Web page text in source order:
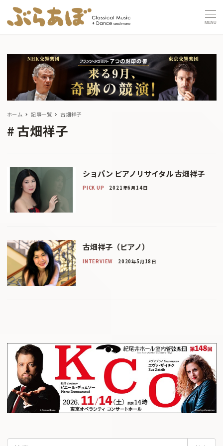
MENU
ホーム 記事一覧 古畑祥子
古畑祥子
ショパン ピアノリサイタル 古畑祥子
PICK UP 2021年6月14日
古畑祥子（ピアノ）
INTERVIEW 2020年5月18日
検